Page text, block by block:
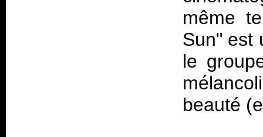
même
Sun" est
le
beauté